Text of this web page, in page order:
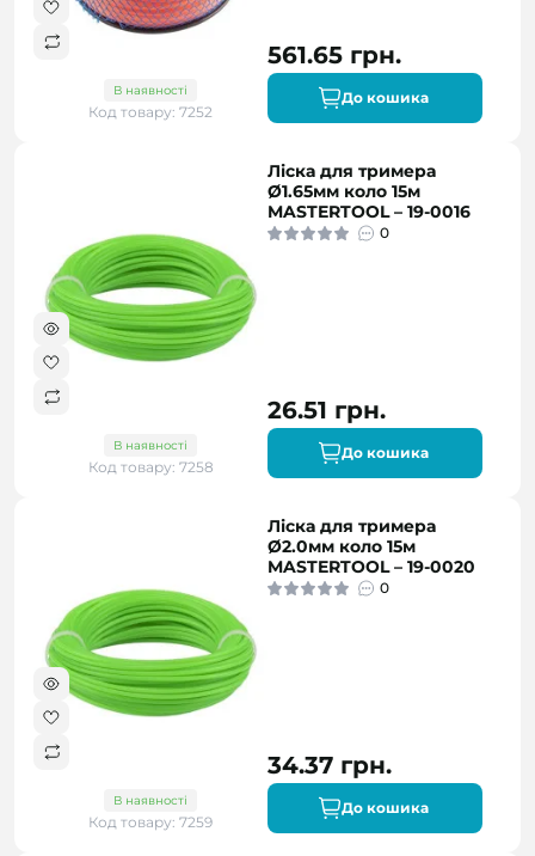
В наявності
Код товару: 7252
561.65 грн.
До кошика
В наявності
Код товару: 7258
Ліска для тримера
Ø1.65мм коло 15м
MASTERTOOL – 19-0016
0
26.51 грн.
До кошика
В наявності
Код товару: 7259
Ліска для тримера
Ø2.0мм коло 15м
MASTERTOOL – 19-0020
0
34.37 грн.
До кошика